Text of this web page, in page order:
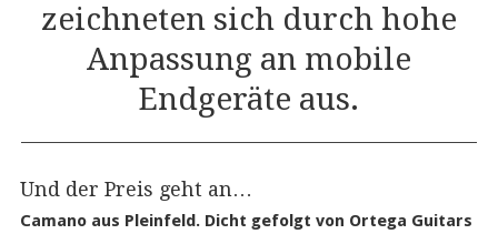
zeichneten sich durch hohe
Anpassung an mobile
Endgeräte aus.
Und der Preis geht an…
Camano aus Pleinfeld. Dicht gefolgt von Ortega Guitars